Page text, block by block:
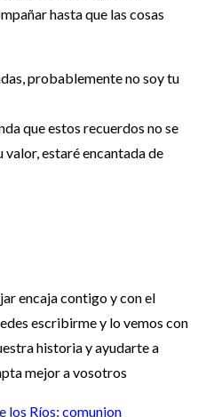
hasta que las cosas
probablemente no soy tu
que estos recuerdos no se
valor, estaré encantada de
encaja contigo y con el
escribirme y lo vemos con
historia y ayudarte a
mejor a vosotros